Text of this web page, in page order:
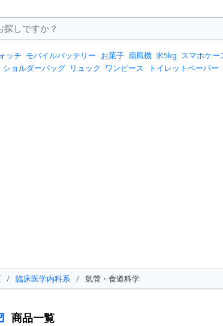
ッチ モバイルバッテリー お菓子 扇風機 米5kg スマホケー
ショルダーバッグ リュック ワンピース トイレットペーパー
/ 臨床医学内科系 / 気管・食道科学
商品一覧